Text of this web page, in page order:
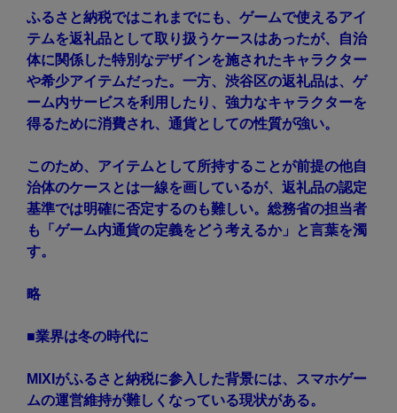
ふるさと納税ではこれまでにも、ゲームで使えるアイ
テムを返礼品として取り扱うケースはあったが、自治
体に関係した特別なデザインを施されたキャラクター
や希少アイテムだった。一方、渋谷区の返礼品は、ゲ
ーム内サービスを利用したり、強力なキャラクターを
得るために消費され、通貨としての性質が強い。
このため、アイテムとして所持することが前提の他自
治体のケースとは一線を画しているが、返礼品の認定
基準では明確に否定するのも難しい。総務省の担当者
も「ゲーム内通貨の定義をどう考えるか」と言葉を濁
す。
略
■業界は冬の時代に
MIXIがふるさと納税に参入した背景には、スマホゲー
ムの運営維持が難しくなっている現状がある。